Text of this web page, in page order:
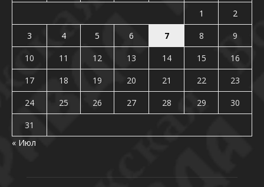
1
2
3
4 5 6 7 8
9
10
11 12 13 14 15
16
17
18 19 20 21 22
23
24
25 26 27 28 29
30
31
« Июл